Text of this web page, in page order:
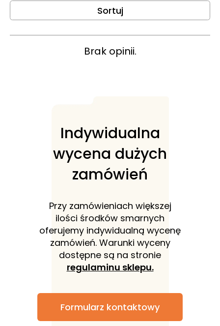
Sortuj
Brak opinii.
Indywidualna
wycena dużych
zamówień
Przy zamówieniach większej
ilości środków smarnych
oferujemy indywidualną wycenę
zamówień. Warunki wyceny
dostępne są na stronie
regulaminu sklepu.
Formularz kontaktowy